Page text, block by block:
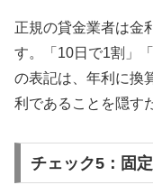
正規の貸金業者は金
す。「10日で1割」
の表記は、年利に換
利であることを隠す
チェック5：固